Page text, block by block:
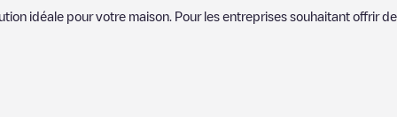
idéale pour votre maison. Pour les entreprises souhaitant offrir